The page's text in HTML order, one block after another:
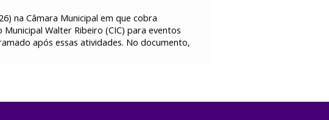
na Câmara Municipal em que cobra
Walter Ribeiro (CIC) para eventos
após essas atividades. No documento,